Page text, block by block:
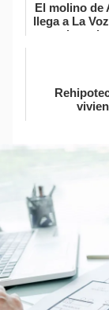
El molino de
llega a La
un pedazo